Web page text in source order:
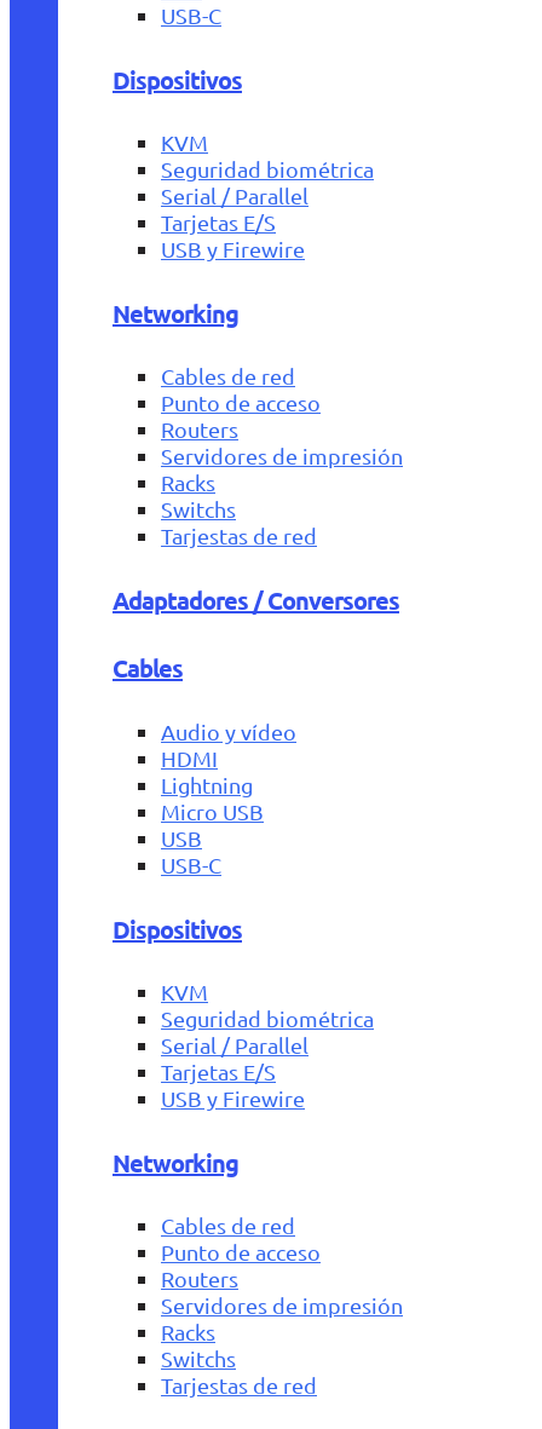
USB-C
Dispositivos
KVM
Seguridad biométrica
Serial / Parallel
Tarjetas E/S
USB y Firewire
Networking
Cables de red
Punto de acceso
Routers
Servidores de impresión
Racks
Switchs
Tarjestas de red
Adaptadores / Conversores
Cables
Audio y vídeo
HDMI
Lightning
Micro USB
USB
USB-C
Dispositivos
KVM
Seguridad biométrica
Serial / Parallel
Tarjetas E/S
USB y Firewire
Networking
Cables de red
Punto de acceso
Routers
Servidores de impresión
Racks
Switchs
Tarjestas de red